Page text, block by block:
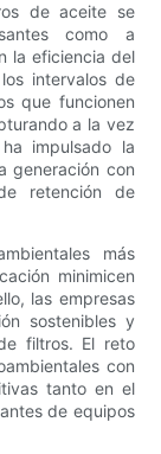
de aceite se
como a
la eficiencia del
intervalos de
que funcionen
a la vez
impulsado la
generación con
retención de
más
minimicen
las empresas
sostenibles y
filtros. El reto
con
tanto en el
de equipos